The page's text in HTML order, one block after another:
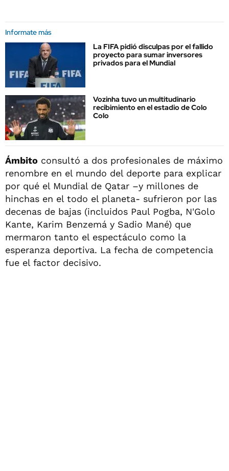
Informate más
La FIFA pidió disculpas por el fallido
proyecto para sumar inversores
privados para el Mundial
Vozinha tuvo un multitudinario
recibimiento en el estadio de Colo
Colo
Ámbito consultó a dos profesionales de máximo
renombre en el mundo del deporte para explicar
por qué el Mundial de Qatar –y millones de
hinchas en el todo el planeta- sufrieron por las
decenas de bajas (incluidos Paul Pogba, N'Golo
Kante, Karim Benzemá y Sadio Mané) que
mermaron tanto el espectáculo como la
esperanza deportiva. La fecha de competencia
fue el factor decisivo.